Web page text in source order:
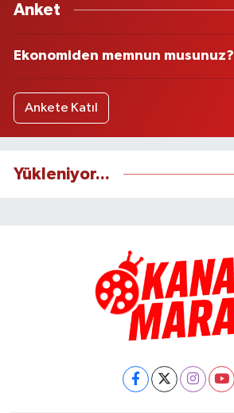
Anket
Ekonomiden memnun musunuz?
Ankete Katıl
Yükleniyor...